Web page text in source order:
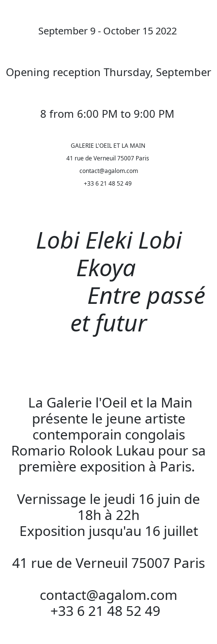
September 9 - October 15 2022
Opening reception Thursday, September
8 from 6:00 PM to 9:00 PM
GALERIE L'OEIL ET LA MAIN
41 rue de Verneuil 75007 Paris
contact@agalom.com
+33 6 21 48 52 49
Lobi Eleki Lobi
Ekoya
Entre passé
et futur
La Galerie l'Oeil et la Main
présente le jeune artiste
contemporain congolais
Romario Rolook Lukau pour sa
première exposition à Paris.
Vernissage le jeudi 16 juin de
18h à 22h
Exposition jusqu'au 16 juillet
41 rue de Verneuil 75007 Paris
contact@agalom.com
+33 6 21 48 52 49